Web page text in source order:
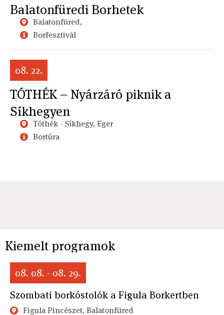
Balatonfüredi Borhetek
Balatonfüred,
Borfesztivál
08. 22.
TÓTHÉK – Nyárzáró piknik a
Síkhegyen
Tóthék - Síkhegy, Eger
Bortúra
Kiemelt programok
08. 08. - 08. 29.
Szombati borkóstolók a Figula Borkertben
Figula Pincészet, Balatonfüred